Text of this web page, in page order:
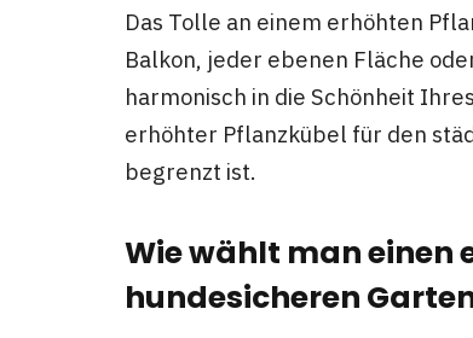
Das Tolle an einem erhöhten
Balkon, jeder ebenen Fläche
harmonisch in die Schönheit
erhöhter Pflanzkübel für den
begrenzt ist.
Wie wählt man einen
hundesicheren